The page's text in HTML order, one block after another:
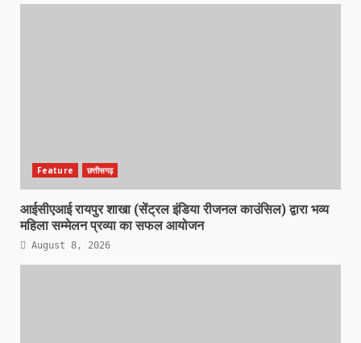
Feature छत्तीसगढ़
आईसीएआई रायपुर शाखा (सेंट्रल इंडिया रीजनल काउंसिल) द्वारा भव्य
महिला सम्मेलन प्रव्या का सफल आयोजन
August 8, 2026